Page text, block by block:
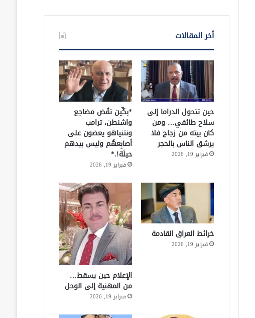
أخر المقالات
حين تتحول الدراما إلى
سلاح طائفي… ومن
كان بيته من زجاج فلا
يرشق الناس بالحجر
فبراير 19, 2026
*بكِّين تقُض مضاجع
واشنطن، ترامب
ونتنياهو يعضون على
أصابِعهُم وليس بيدهم
حيلَة!.*
فبراير 19, 2026
خرائط العراق القادمة
فبراير 19, 2026
الإعلام حين يسقط…
من المهنية إلى الوحل
فبراير 19, 2026